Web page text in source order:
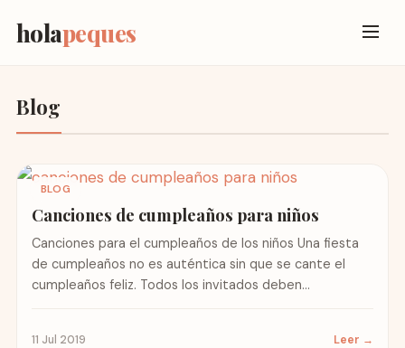
holapeques
Blog
BLOG
Canciones de cumpleaños para niños
Canciones para el cumpleaños de los niños Una fiesta
de cumpleaños no es auténtica sin que se cante el
cumpleaños feliz. Todos los invitados deben...
11 Jul 2019 Leer →